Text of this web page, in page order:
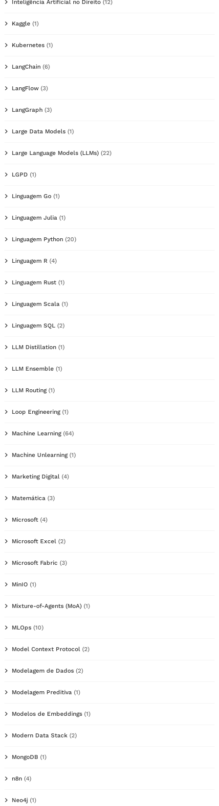
Inteligência Artificial no Direito (12)
Kaggle (1)
Kubernetes (1)
LangChain (6)
LangFlow (3)
LangGraph (3)
Large Data Models (1)
Large Language Models (LLMs) (22)
LGPD (1)
Linguagem Go (1)
Linguagem Julia (1)
Linguagem Python (20)
Linguagem R (4)
Linguagem Rust (1)
Linguagem Scala (1)
Linguagem SQL (2)
LLM Distillation (1)
LLM Ensemble (1)
LLM Routing(1)
Loop Engineering(1)
Machine Learning(64)
Machine Unlearning(1)
Marketing Digital (4)
Matemática (3)
Microsoft (4)
Microsoft Excel (2)
Microsoft Fabric (3)
MinIO (1)
Mixture-of-Agents (MoA) (1)
MLOps (10)
Model Context Protocol (2)
Modelagem de Dados (2)
Modelagem Preditiva (1)
Modelos de Embeddings (1)
Modern Data Stack (2)
MongoDB (1)
n8n (4)
Neo4j (1)